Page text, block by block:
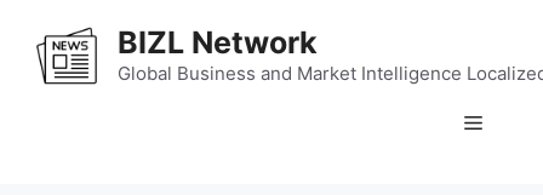
content
BIZL Network
Global Business and Market Intelligence
Menu